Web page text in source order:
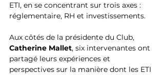
ETI, en se concentrant sur trois axes :
réglementaire, RH et investissements.
Aux côtés de la présidente du Club,
Catherine Mallet, six intervenantes ont
partagé leurs expériences et
perspectives sur la manière dont les ETI